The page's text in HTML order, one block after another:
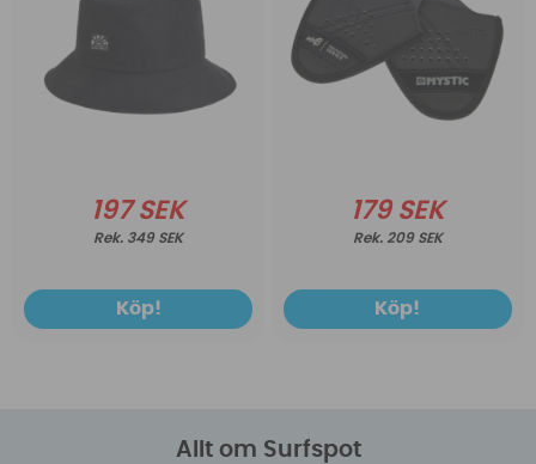
197 SEK
349 SEK
Köp!
179 SEK
209 SEK
Köp!
Allt om Surfspot